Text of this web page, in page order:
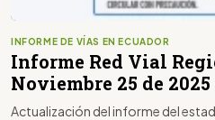
INFORME DE VÍAS EN ECUADOR
Informe Red Vial
Noviembre 25 de 2025
Actualización del informe del